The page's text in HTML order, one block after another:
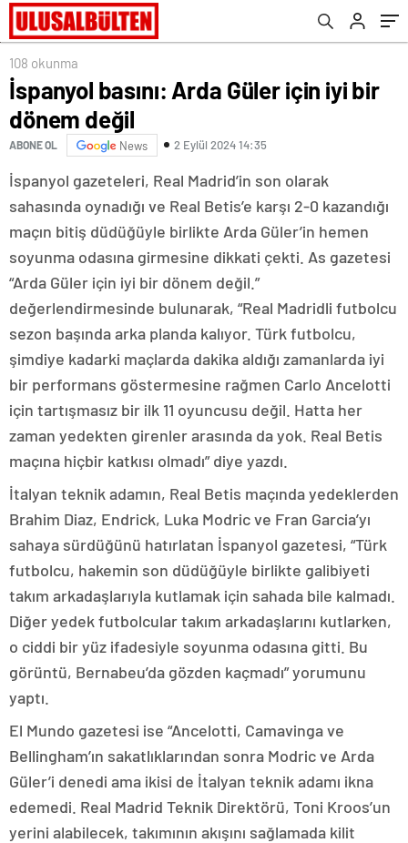
108 okunma
İspanyol basını: Arda Güler için iyi bir
dönem değil
ABONE OL News 2 Eylül 2024 14:35
İspanyol gazeteleri, Real Madrid’in son olarak
sahasında oynadığı ve Real Betis’e karşı 2-0 kazandığı
maçın bitiş düdüğüyle birlikte Arda Güler’in hemen
soyunma odasına girmesine dikkati çekti. As gazetesi
“Arda Güler için iyi bir dönem değil.”
değerlendirmesinde bulunarak, “Real Madridli futbolcu
sezon başında arka planda kalıyor. Türk futbolcu,
şimdiye kadarki maçlarda dakika aldığı zamanlarda iyi
bir performans göstermesine rağmen Carlo Ancelotti
için tartışmasız bir ilk 11 oyuncusu değil. Hatta her
zaman yedekten girenler arasında da yok. Real Betis
maçına hiçbir katkısı olmadı” diye yazdı.
İtalyan teknik adamın, Real Betis maçında yedeklerden
Brahim Diaz, Endrick, Luka Modric ve Fran Garcia’yı
sahaya sürdüğünü hatırlatan İspanyol gazetesi, “Türk
futbolcu, hakemin son düdüğüyle birlikte galibiyeti
takım arkadaşlarıyla kutlamak için sahada bile kalmadı.
Diğer yedek futbolcular takım arkadaşlarını kutlarken,
o ciddi bir yüz ifadesiyle soyunma odasına gitti. Bu
görüntü, Bernabeu’da gözden kaçmadı” yorumunu
yaptı.
El Mundo gazetesi ise “Ancelotti, Camavinga ve
Bellingham’ın sakatlıklarından sonra Modric ve Arda
Güler’i denedi ama ikisi de İtalyan teknik adamı ikna
edemedi. Real Madrid Teknik Direktörü, Toni Kroos’un
yerini alabilecek, takımının akışını sağlamada kilit